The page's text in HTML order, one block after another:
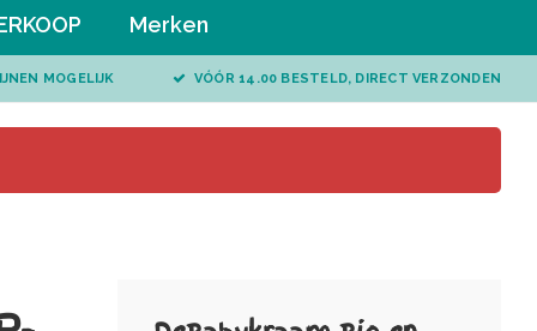
Merken
MOGELIJK VÓÓR 14.00 BESTELD, DIRECT VERZONDEN